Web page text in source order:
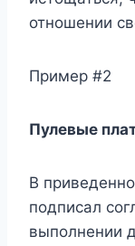
отношении
Пример #2
Пулевые
В
подписал
выполнении